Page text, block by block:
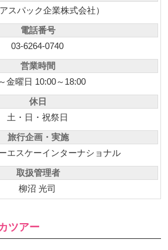
スパック企業株式会社）
電話番号
03-6264-0740
営業時間
金曜日 10:00～18:00
休日
土・日・祝祭日
旅行企画・実施
エスケーインターナショナル
取扱管理者
柳沼 光司
ツアー